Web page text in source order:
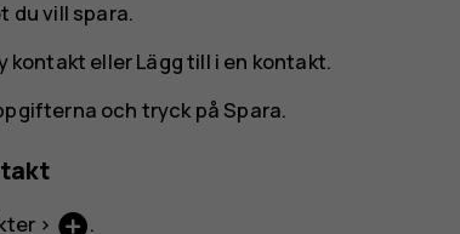
du vill spara.
kontakt ellerLägg till i en kontakt.
och tryck på Spara.
> add_circle.